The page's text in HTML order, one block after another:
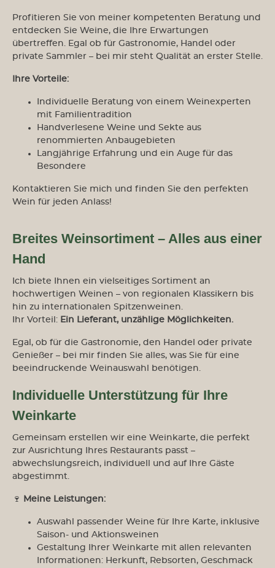
Profitieren Sie von meiner kompetenten Beratung und
entdecken Sie Weine, die Ihre Erwartungen
übertreffen. Egal ob für Gastronomie, Handel oder
private Sammler – bei mir steht Qualität an erster Stelle.
Ihre Vorteile:
Individuelle Beratung von einem Weinexperten
mit Familientradition
Handverlesene Weine und Sekte aus
renommierten Anbaugebieten
Langjährige Erfahrung und ein Auge für das
Besondere
Kontaktieren Sie mich und finden Sie den perfekten
Wein für jeden Anlass!
Breites Weinsortiment – Alles aus einer
Hand
Ich biete Ihnen ein vielseitiges Sortiment an
hochwertigen Weinen – von regionalen Klassikern bis
hin zu internationalen Spitzenweinen.
Ihr Vorteil: Ein Lieferant, unzählige Möglichkeiten.
Egal, ob für die Gastronomie, den Handel oder private
Genießer – bei mir finden Sie alles, was Sie für eine
beeindruckende Weinauswahl benötigen.
Individuelle Unterstützung für Ihre
Weinkarte
Gemeinsam erstellen wir eine Weinkarte, die perfekt
zur Ausrichtung Ihres Restaurants passt –
abwechslungsreich, individuell und auf Ihre Gäste
abgestimmt.
🍷 Meine Leistungen:
Auswahl passender Weine für Ihre Karte, inklusive
Saison- und Aktionsweinen
Gestaltung Ihrer Weinkarte mit allen relevanten
Informationen: Herkunft, Rebsorten, Geschmack